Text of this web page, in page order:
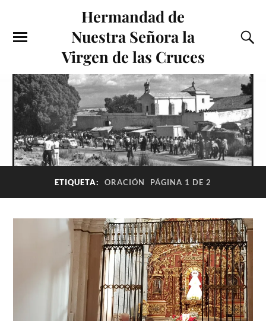
Hermandad de
Nuestra Señora la
Virgen de las Cruces
ETIQUETA: ORACIÓN PÁGINA 1 DE 2